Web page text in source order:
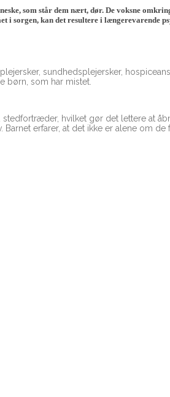
som står dem nært, dør. De voksne
i sorgen, kan det resultere i længerevarende
sundhedsplejersker,
børn, som har mistet.
hvilket gør det lettere at
erfarer, at det ikke er alene om